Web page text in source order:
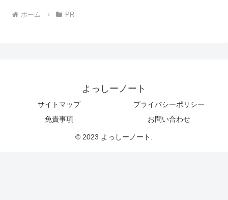
ホーム PR
よっしーノート
サイトマップ
プライバシーポリシー
免責事項
お問い合わせ
© 2023 よっしーノート.